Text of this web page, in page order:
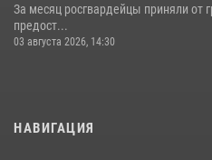
За месяц росгвардейцы приняли от
предост...
03 августа 2026, 14:30
НАВИГАЦИЯ